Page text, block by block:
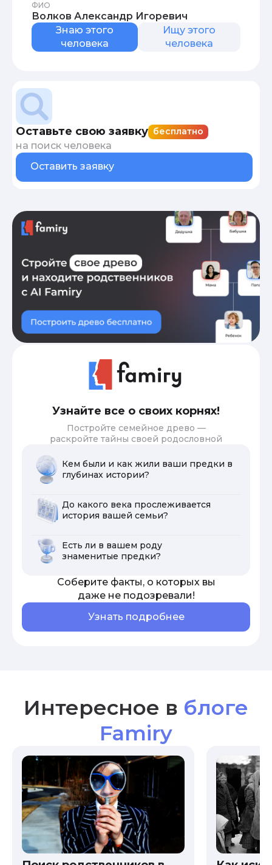
ФИО
Волков Александр Игоревич
Знаю этого
человека
Ищу этого
человека
Оставьте свою заявку бесплатно
на поиск человека
Оставить заявку
Узнайте все о своих корнях!
Постройте семейное древо —
раскройте тайны своей родословной
Кем были и как жили ваши предки в
глубинах истории?
До какого века прослеживается
история вашей семьи?
Есть ли в вашем роду
знаменитые предки?
Соберите факты, о которых вы
даже не подозревали!
Узнать подробнее
Интересное в блоге
Famiry